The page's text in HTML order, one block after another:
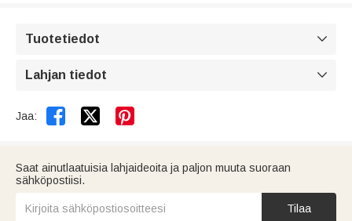
Tuotetiedot 
Lahjan tiedot 
Jaa:  
Saat ainutlaatuisia lahjaideoita ja paljon muuta suoraan
sähköpostiisi.
Tilaa